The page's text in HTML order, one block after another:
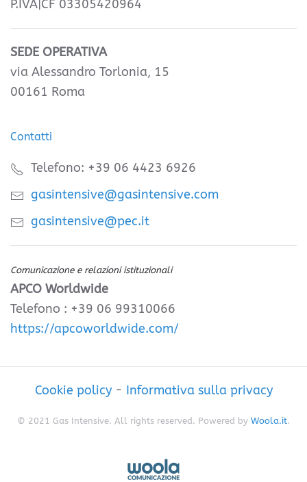
P.IVA|CF 03305420964
SEDE OPERATIVA
via Alessandro Torlonia, 15
00161 Roma
Contatti
Telefono: +39 06 4423 6926
gasintensive@gasintensive.com
gasintensive@pec.it
Comunicazione e relazioni istituzionali
APCO Worldwide
Telefono : +39 06 99310066
https://apcoworldwide.com/
Cookie policy- Informativa sulla privacy
© 2021 Gas Intensive. All rights reserved. Powered by Woola.it.